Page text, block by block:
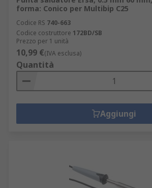
forma: Conico per Multibip C25
Codice RS 740-663
Codice costruttore 172BD/SB
Prezzo per 1 unità
10,99 €(IVA esclusa)
Quantità
Aggiungi